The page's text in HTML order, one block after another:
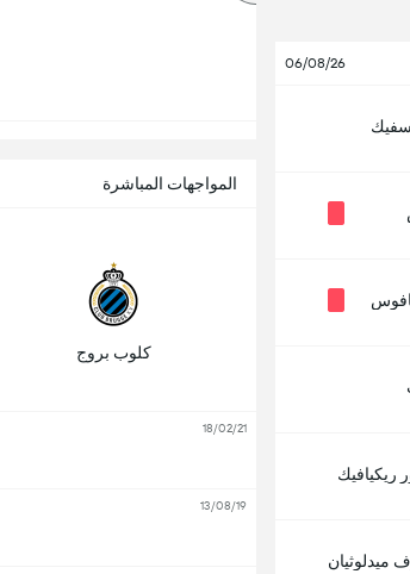
06/08/26
ريكيافيك
ميدلوثيان
المواجهات المباشرة
كلوب بروج
18/02/21
13/08/19